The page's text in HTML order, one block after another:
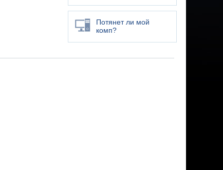
Потянет ли мой
комп?